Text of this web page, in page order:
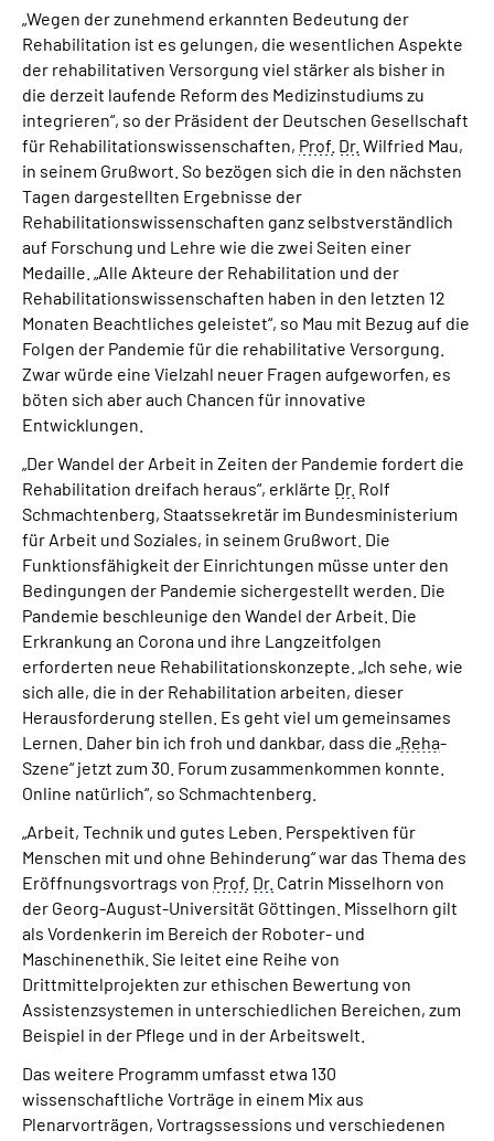
„Wegen der zunehmend erkannten Bedeutung der
Rehabilitation ist es gelungen, die wesentlichen Aspekte
der rehabilitativen Versorgung viel stärker als bisher in
die derzeit laufende Reform des Medizinstudiums zu
integrieren“, so der Präsident der Deutschen Gesellschaft
für Rehabilitationswissenschaften, Prof. Dr. Wilfried Mau,
in seinem Grußwort. So bezögen sich die in den nächsten
Tagen dargestellten Ergebnisse der
Rehabilitationswissenschaften ganz selbstverständlich
auf Forschung und Lehre wie die zwei Seiten einer
Medaille. „Alle Akteure der Rehabilitation und der
Rehabilitationswissenschaften haben in den letzten 12
Monaten Beachtliches geleistet“, so Mau mit Bezug auf die
Folgen der Pandemie für die rehabilitative Versorgung.
Zwar würde eine Vielzahl neuer Fragen aufgeworfen, es
böten sich aber auch Chancen für innovative
Entwicklungen.
„Der Wandel der Arbeit in Zeiten der Pandemie fordert die
Rehabilitation dreifach heraus“, erklärte Dr. Rolf
Schmachtenberg, Staatssekretär im Bundesministerium
für Arbeit und Soziales, in seinem Grußwort. Die
Funktionsfähigkeit der Einrichtungen müsse unter den
Bedingungen der Pandemie sichergestellt werden. Die
Pandemie beschleunige den Wandel der Arbeit. Die
Erkrankung an Corona und ihre Langzeitfolgen
erforderten neue Rehabilitationskonzepte. „Ich sehe, wie
sich alle, die in der Rehabilitation arbeiten, dieser
Herausforderung stellen. Es geht viel um gemeinsames
Lernen. Daher bin ich froh und dankbar, dass die „Reha-
Szene“ jetzt zum 30. Forum zusammenkommen konnte.
Online natürlich“, so Schmachtenberg.
„Arbeit, Technik und gutes Leben. Perspektiven für
Menschen mit und ohne Behinderung“ war das Thema des
Eröffnungsvortrags von Prof. Dr. Catrin Misselhorn von
der Georg-August-Universität Göttingen. Misselhorn gilt
als Vordenkerin im Bereich der Roboter- und
Maschinenethik. Sie leitet eine Reihe von
Drittmittelprojekten zur ethischen Bewertung von
Assistenzsystemen in unterschiedlichen Bereichen, zum
Beispiel in der Pflege und in der Arbeitswelt.
Das weitere Programm umfasst etwa 130
wissenschaftliche Vorträge in einem Mix aus
Plenarvorträgen, Vortragssessions und verschiedenen